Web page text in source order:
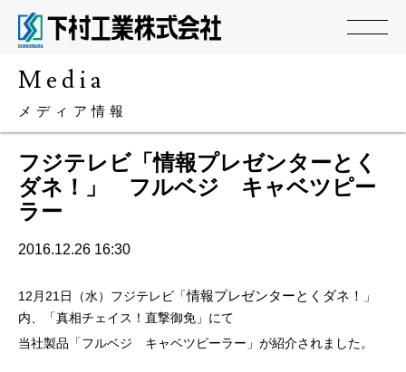
media
メディア情報
フジテレビ「情報プレゼンターとく
ダネ！」 フルベジ キャベツピー
ラー
2016.12.26 16:30
12月21日（水）フジテレビ「情報プレゼンターとくダネ！
」
内、「真相チェイス！直撃御免」にて
当社製品「フルベジ キャベツピーラー」が紹介されました。